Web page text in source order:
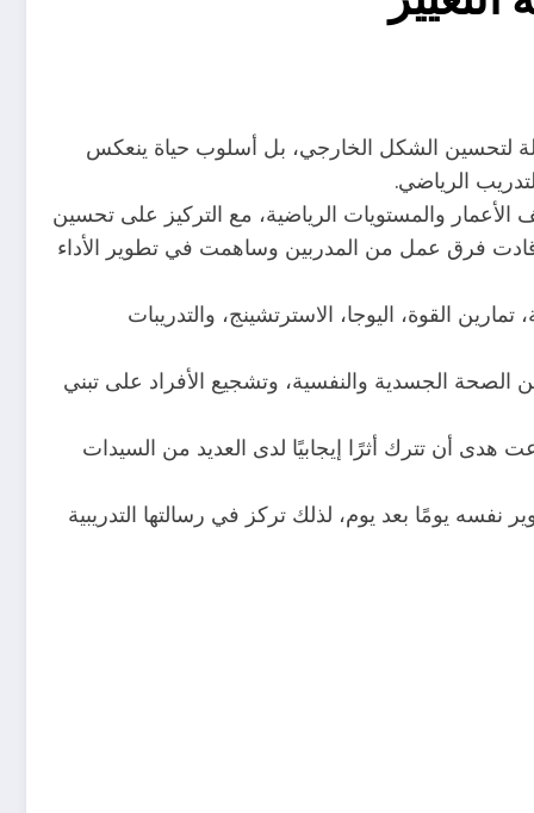
لتحسين الشكل الخارجي، بل أسلوب حياة ينعكس
الرياضي.
والمستويات الرياضية، مع التركيز على تحسين
قادت فرق عمل من المدربين وساهمت في تطوير الأداء
القوة، اليوجا، الاسترتشينج، والتدريبات
الصحة الجسدية والنفسية، وتشجيع الأفراد على تبني
هدى أن تترك أثرًا إيجابيًا لدى العديد من السيدات
يومًا بعد يوم، لذلك تركز في رسالتها التدريبية